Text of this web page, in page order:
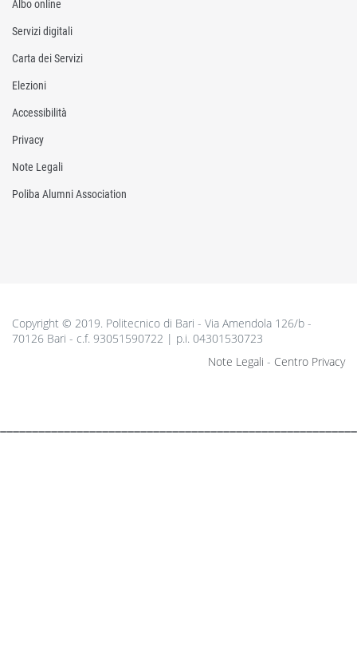
Albo online
Servizi digitali
Carta dei Servizi
Elezioni
Accessibilità
Privacy
Note Legali
Poliba Alumni Association
Copyright © 2019. Politecnico di Bari - Via Amendola 126/b -
70126 Bari - c.f. 93051590722 | p.i. 04301530723
Note Legali - Centro Privacy